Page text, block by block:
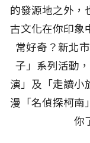
的發源地之外，
古文化在你印象
常好奇？新北
子」系列活動
演」及「走讀小
漫「名偵探柯南
你